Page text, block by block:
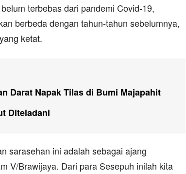
terbebas dari pandemi Covid-19,
berbeda dengan tahun-tahun sebelumnya,
ketat.
Darat Napak Tilas di Bumi Majapahit
Diteladani
sarasehan ini adalah sebagai ajang
V/Brawijaya. Dari para Sesepuh inilah kita